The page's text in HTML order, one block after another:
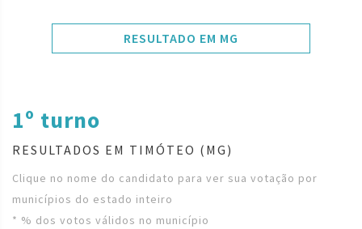
RESULTADO EM MG
1º turno
RESULTADOS EM TIMÓTEO (MG)
Clique no nome do candidato para ver sua votação por
municípios do estado inteiro
* % dos votos válidos no município